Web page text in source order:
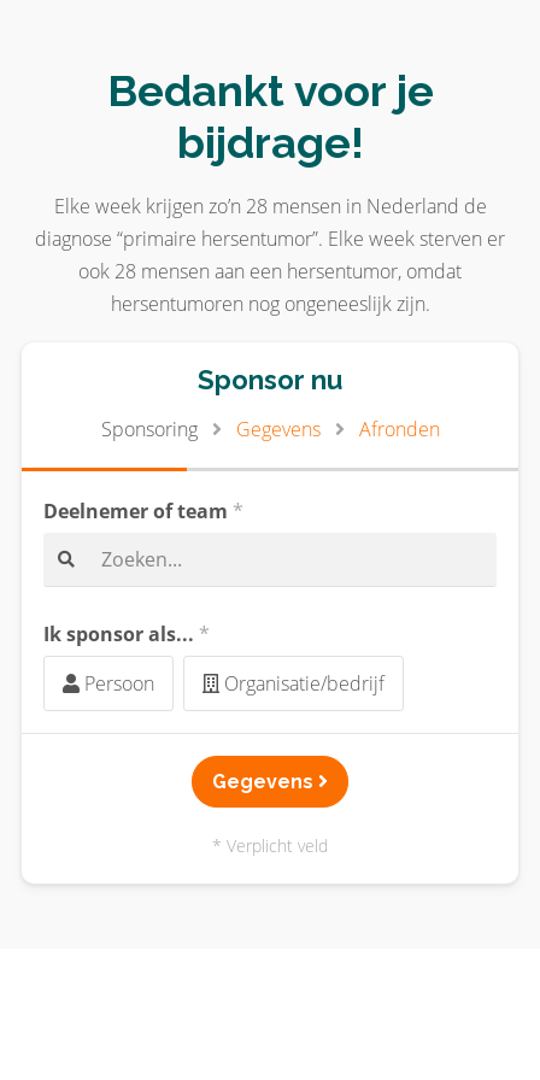
Bedankt voor je
bijdrage!
Elke week krijgen zo’n 28 mensen in Nederland de
diagnose “primaire hersentumor”. Elke week sterven er
ook 28 mensen aan een hersentumor, omdat
hersentumoren nog ongeneeslijk zijn.
Sponsor nu
Sponsoring Gegevens Afronden
Deelnemer of team *
Ik sponsor als... *
Persoon
Organisatie/bedrijf
* Verplicht veld
Gegevens